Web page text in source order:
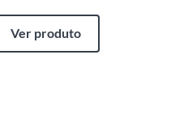
Ver produto